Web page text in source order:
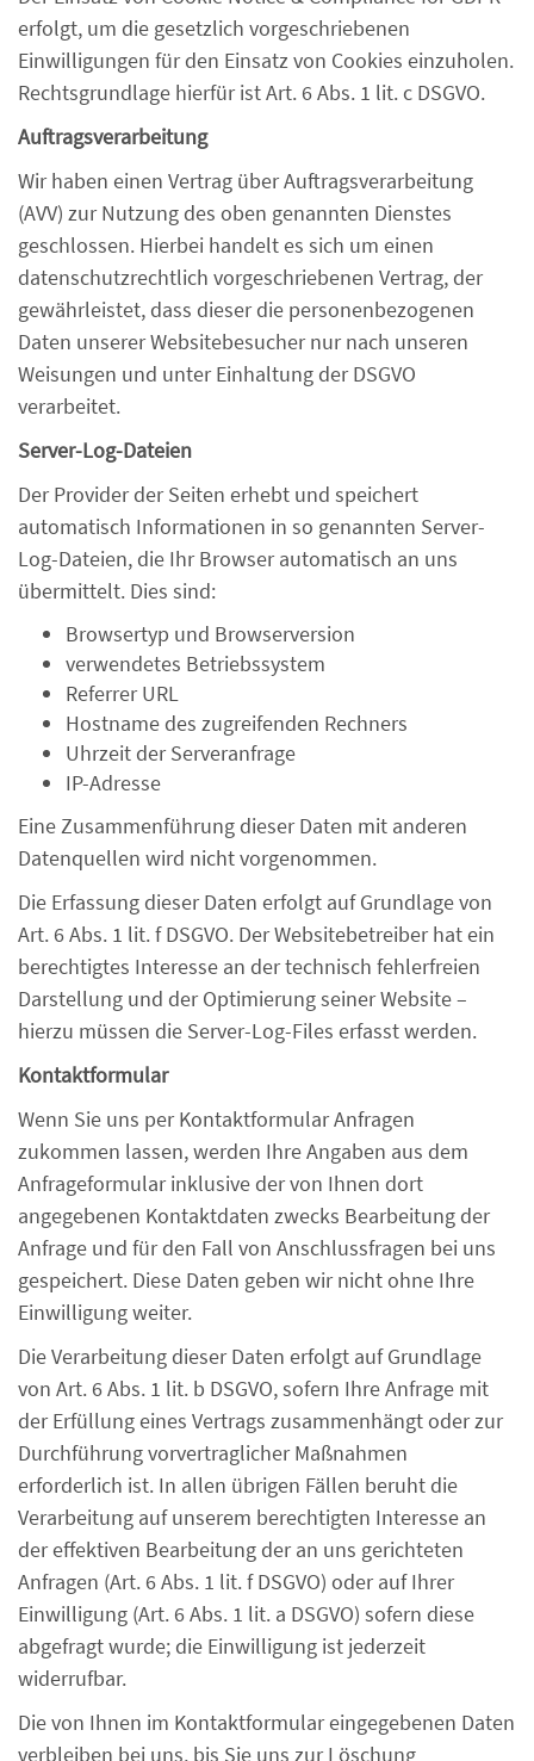
erfolgt, um die gesetzlich vorgeschriebenen
Einwilligungen für den Einsatz von Cookies einzuholen.
Rechtsgrundlage hierfür ist Art. 6 Abs. 1 lit. c DSGVO.
Auftragsverarbeitung
Wir haben einen Vertrag über Auftragsverarbeitung
(AVV) zur Nutzung des oben genannten Dienstes
geschlossen. Hierbei handelt es sich um einen
datenschutzrechtlich vorgeschriebenen Vertrag, der
gewährleistet, dass dieser die personenbezogenen
Daten unserer Websitebesucher nur nach unseren
Weisungen und unter Einhaltung der DSGVO
verarbeitet.
Server-Log-Dateien
Der Provider der Seiten erhebt und speichert
automatisch Informationen in so genannten Server-
Log-Dateien, die Ihr Browser automatisch an uns
übermittelt. Dies sind:
Browsertyp und Browserversion
verwendetes Betriebssystem
Referrer URL
Hostname des zugreifenden Rechners
Uhrzeit der Serveranfrage
IP-Adresse
Eine Zusammenführung dieser Daten mit anderen
Datenquellen wird nicht vorgenommen.
Die Erfassung dieser Daten erfolgt auf Grundlage von
Art. 6 Abs. 1 lit. f DSGVO. Der Websitebetreiber hat ein
berechtigtes Interesse an der technisch fehlerfreien
Darstellung und der Optimierung seiner Website –
hierzu müssen die Server-Log-Files erfasst werden.
Kontaktformular
Wenn Sie uns per Kontaktformular Anfragen
zukommen lassen, werden Ihre Angaben aus dem
Anfrageformular inklusive der von Ihnen dort
angegebenen Kontaktdaten zwecks Bearbeitung der
Anfrage und für den Fall von Anschlussfragen bei uns
gespeichert. Diese Daten geben wir nicht ohne Ihre
Einwilligung weiter.
Die Verarbeitung dieser Daten erfolgt auf Grundlage
von Art. 6 Abs. 1 lit. b DSGVO, sofern Ihre Anfrage mit
der Erfüllung eines Vertrags zusammenhängt oder zur
Durchführung vorvertraglicher Maßnahmen
erforderlich ist. In allen übrigen Fällen beruht die
Verarbeitung auf unserem berechtigten Interesse an
der effektiven Bearbeitung der an uns gerichteten
Anfragen (Art. 6 Abs. 1 lit. f DSGVO) oder auf Ihrer
Einwilligung (Art. 6 Abs. 1 lit. a DSGVO) sofern diese
abgefragt wurde; die Einwilligung ist jederzeit
widerrufbar.
Die von Ihnen im Kontaktformular eingegebenen Daten
verbleiben bei uns, bis Sie uns zur Löschung